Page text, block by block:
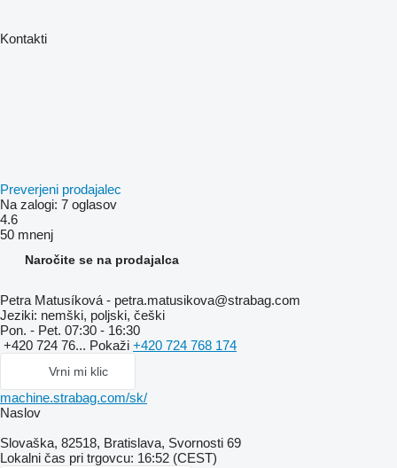
Kontakti
Preverjeni prodajalec
Na zalogi: 7 oglasov
4.6
50 mnenj
Naročite se na prodajalca
Petra Matusíková - petra.matusikova@strabag.com
Jeziki: nemški, poljski, češki
Pon. - Pet. 07:30 - 16:30
+420 724 76... Pokaži +420 724 768 174
Vrni mi klic
machine.strabag.com/sk/
Naslov
Slovaška, 82518, Bratislava, Svornosti 69
Lokalni čas pri trgovcu: 16:52 (CEST)